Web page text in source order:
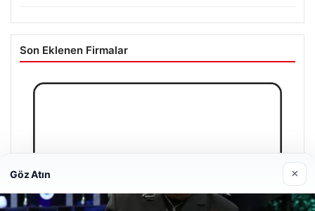
Son Eklenen Firmalar
Göz Atın ×